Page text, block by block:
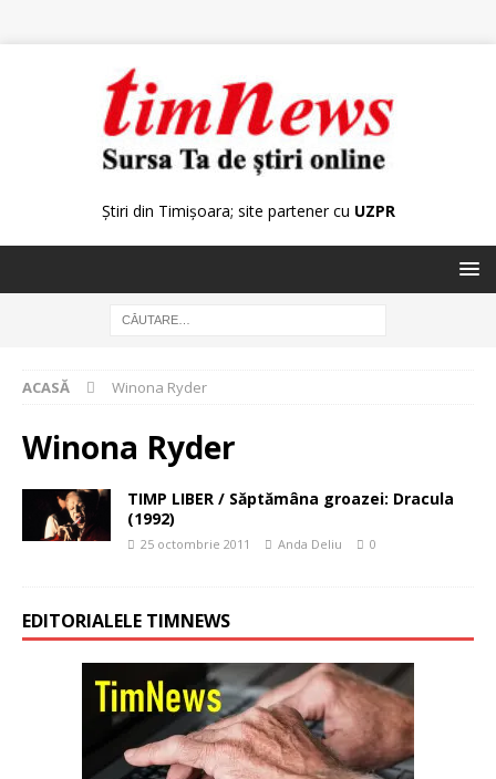
Știri din Timișoara; site partener cu UZPR
ACASĂ Winona Ryder
Winona Ryder
TIMP LIBER / Săptămâna groazei: Dracula
(1992)
25 octombrie 2011 Anda Deliu 0
EDITORIALELE TIMNEWS